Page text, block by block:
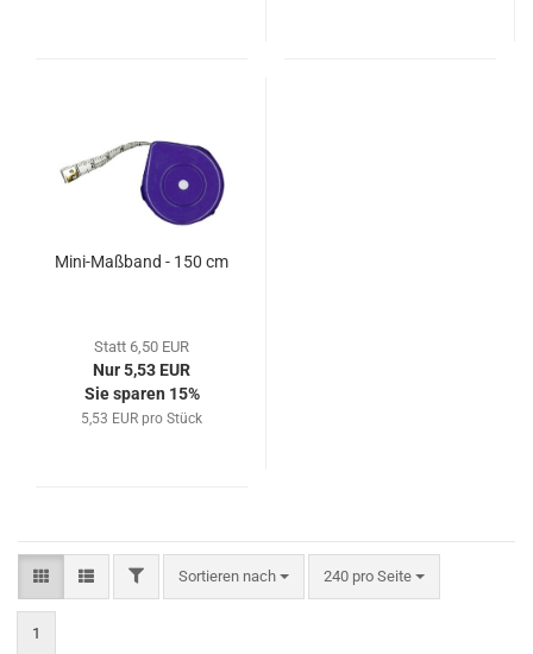
Mini-Maßband - 150 cm
Statt 6,50 EUR
Nur 5,53 EUR
Sie sparen 15%
5,53 EUR pro Stück
FILTERSortieren nach
Sortieren nach 240 pro Seite
pro Seite
1